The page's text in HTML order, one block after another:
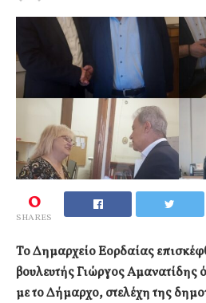
0
SHARES
Το Δημαρχείο Εορδαίας
βουλευτής Γιώργος Αμανατίδης
με το Δήμαρχο, στελέχη της